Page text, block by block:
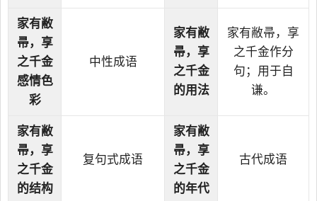
家有敝
帚，享
之千金
感情色
彩
中性成语
家有敝
帚，享
之千金
的用法
家有敝帚，享
之千金作分
句；用于自
谦。
家有敝
帚，享
之千金
的结构
复句式成语
家有敝
帚，享
之千金
的年代
古代成语